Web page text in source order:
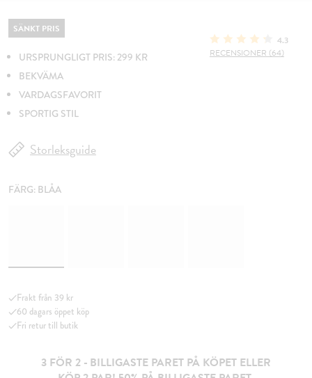
SÄNKT PRIS
URSPRUNGLIGT PRIS: 299 KR
BEKVÄMA
VARDAGSFAVORIT
SPORTIG STIL
4.3
RECENSIONER (64)
Storleksguide
FÄRG: BLÅA
Frakt från 39 kr
60 dagars öppet köp
Fri retur till butik
3 FÖR 2 - BILLIGASTE PARET PÅ KÖPET ELLER